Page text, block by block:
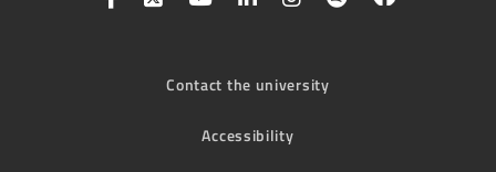
Contact the university
Accessibility